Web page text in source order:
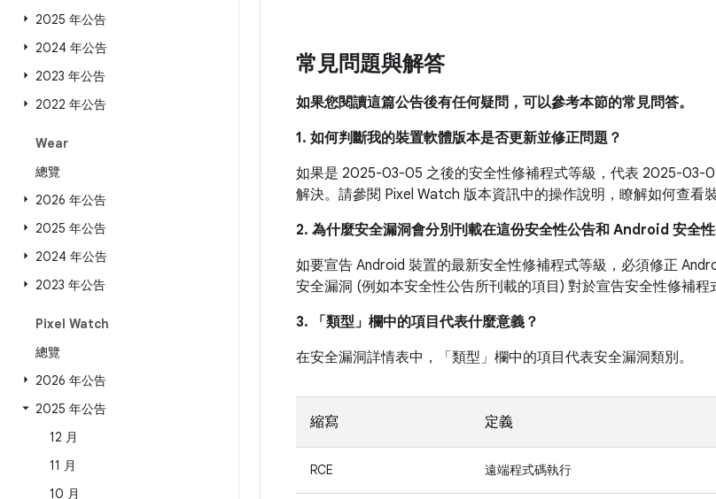
2025 年公告
2024 年公告
2023 年公告
2022 年公告
Wear
總覽
2026 年公告
2025 年公告
2024 年公告
2023 年公告
Pixel Watch
總覽
2026 年公告
2025 年公告
12 月
11 月
10 月
常見問題與解答
如果您閱讀這篇公告後有任何疑問，可以參考本節的常見問答。
1. 如何判斷我的裝置軟體版本是否更新並修正問題？
如果是 2025-03-05 之後的安全性修補程式等級，代表 2025-03-
解決。請參閱 Pixel Watch 版本資訊中的操作說明，瞭解如何查看
2. 為什麼安全漏洞會分別刊載在這份安全性公告和 Android 安全性
如要宣告 Android 裝置的最新安全性修補程式等級，必須修正
安全漏洞 (例如本安全性公告所刊載的項目) 對於宣告安全性修補程
3. 「類型」 欄中的項目代表什麼意義？
在安全漏洞詳情表中，「類型」 欄中的項目代表安全漏洞類別。
縮寫 定義
RCE 遠端程式碼執行